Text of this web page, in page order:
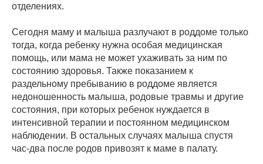
отделениях.
Сегодня маму и малыша разлучают в роддоме только
тогда, когда ребенку нужна особая медицинская
помощь, или мама не может ухаживать за ним по
состоянию здоровья. Также показанием к
раздельному пребыванию в роддоме является
недоношенность малыша, родовые травмы и другие
состояния, при которых ребенок нуждается в
интенсивной терапии и постоянном медицинском
наблюдении. В остальных случаях малыша спустя
час-два после родов привозят к маме в палату.